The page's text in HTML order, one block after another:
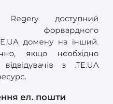
доступний
форвардного
домену на інший.
якщо необхідно
з .TE.UA
ел. пошти